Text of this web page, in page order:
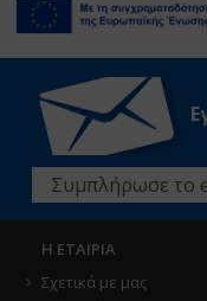
Η ΕΤΑΙΡΙΑ
Σχετικά με μας